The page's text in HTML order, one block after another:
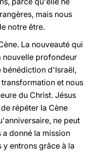
mais nous
notre être.
La nouveauté qui
nouvelle profondeur
bénédiction d'Israël,
et nous
du Christ. Jésus
répéter la Cène
ne peut
a donné la mission
entrons grâce à la